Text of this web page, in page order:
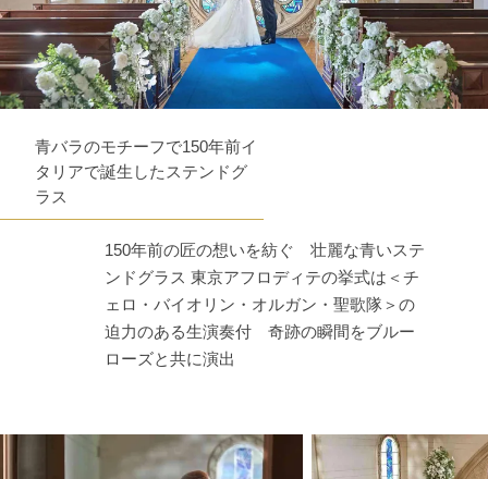
青バラのモチーフで150年前イ
タリアで誕生したステンドグ
ラス
150年前の匠の想いを紡ぐ 壮麗な青いステ
ンドグラス 東京アフロディテの挙式は＜チ
ェロ・バイオリン・オルガン・聖歌隊＞の
迫力のある生演奏付 奇跡の瞬間をブルー
ローズと共に演出